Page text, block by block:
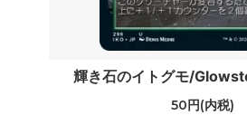
輝き石のイトグモ/
50円(内税)